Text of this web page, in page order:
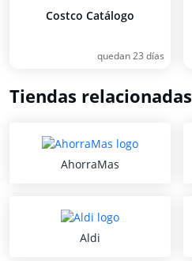
Costco Catálogo
quedan 23 días
Tiendas relacionadas
AhorraMas
Aldi